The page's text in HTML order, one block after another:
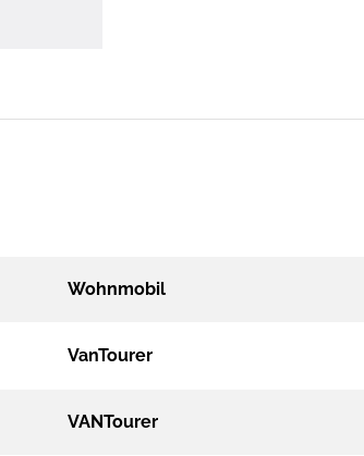
Wohnmobil
VanTourer
VANTourer